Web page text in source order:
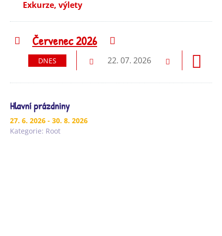
Exkurze, výlety
Předchozí
Červenec 2026
DNES Předchozí
22. 07. 2026
Hlavní prázdniny
27. 6. 2026 - 30. 8. 2026
Kategorie: Root